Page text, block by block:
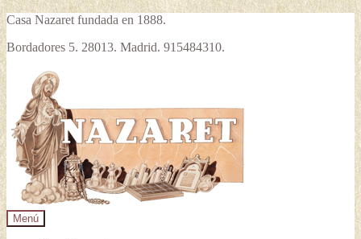
Casa Nazaret fundada en 1888.
Bordadores 5. 28013. Madrid. 915484310.
la
navegación
contenido
Menú